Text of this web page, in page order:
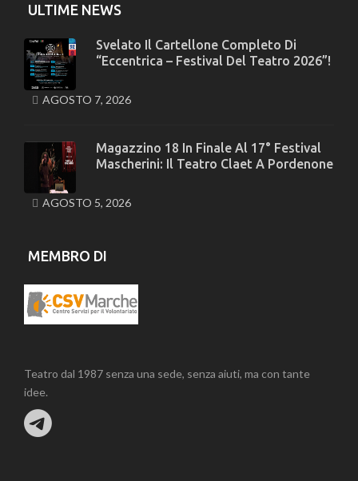
ULTIME NEWS
Svelato Il Cartellone Completo Di
“Eccentrica – Festival Del Teatro 2026”!
AGOSTO 7, 2026
Magazzino 18 In Finale Al 17° Festival
Mascherini: Il Teatro Claet A Pordenone
AGOSTO 5, 2026
MEMBRO DI
Teatro dal 1987 senza una sede, senza aiuti, ma con tante
idee.